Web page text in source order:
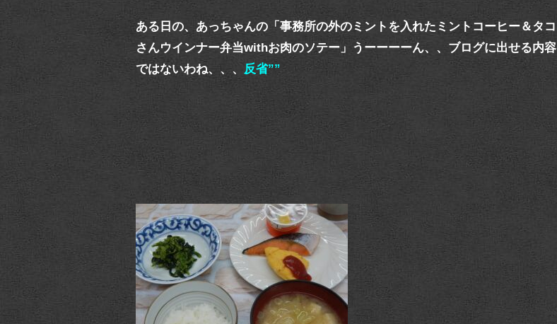
ある日の、あっちゃんの「事務所の外のミントを入れたミントコーヒー＆タコ
さんウインナー弁当withお肉のソテー」うーーーーん、、ブログに出せる内容
ではないわね、、、 反省””